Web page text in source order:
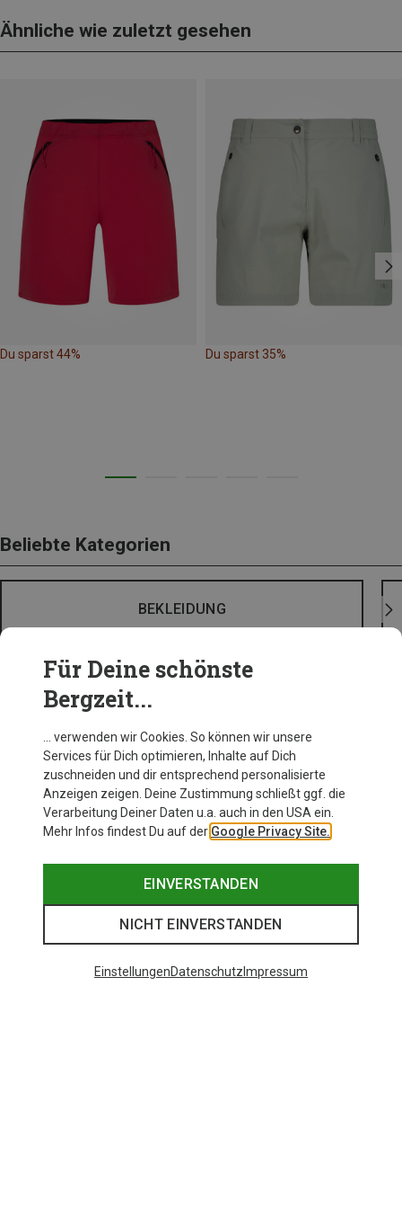
Ähnliche wie zuletzt gesehen
Du sparst 44% Du sparst 35%
Beliebte Kategorien
BEKLEIDUNG
Für Deine schönste
Bergzeit...
… verwenden wir Cookies. So können wir unsere
Services für Dich optimieren, Inhalte auf Dich
zuschneiden und dir entsprechend personalisierte
Anzeigen zeigen. Deine Zustimmung schließt ggf. die
Verarbeitung Deiner Daten u.a. auch in den USA ein.
Mehr Infos findest Du auf der Google Privacy Site.
EINVERSTANDEN
NICHT EINVERSTANDEN
EinstellungenDatenschutz Impressum